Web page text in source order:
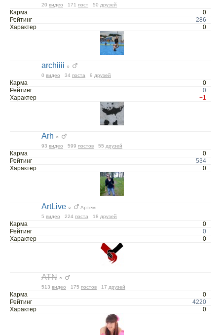
20 видео 171 пост 50 друзей
Карма
0
Рейтинг
286
Характер
0
archiiii ○
0 видео 34 поста 9 друзей
Карма
0
Рейтинг
0
Характер
−1
Arh ○
93 видео 599 постов 55 друзей
Карма
0
Рейтинг
534
Характер
0
ArtLive ○
Артём
5 видео 224 поста 18 друзей
Карма
0
Рейтинг
0
Характер
0
ATN ○
513 видео 175 постов 17 друзей
Карма
0
Рейтинг
4220
Характер
0